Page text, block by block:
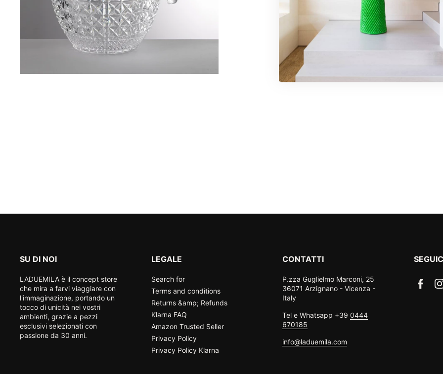
SU DI NOI
LADUEMILA è il concept store
che mira a farvi viaggiare con
l'immaginazione, portando un
tocco di unicità nei vostri
ambienti, grazie a pezzi
esclusivi selezionati con
passione da 30 anni.
LEGALE
Search for
Terms and conditions
Returns &amp; Refunds
Klarna FAQ
Amazon Trusted Seller
Privacy Policy
Privacy Policy Klarna
CONTATTI
P.zza Guglielmo Marconi, 25
36071 Arzignano - Vicenza -
Italy
Tel e Whatsapp +390444
670185
info@laduemila.com